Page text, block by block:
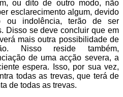
ou dito de outro modo, não
esclarecimento algum, devido
ou indolência, terão de ser
Disso se deve concluir que em
mais outra possibilidade de
Nisso reside também,
de uma acção severa, a
espera. Isso, por sua vez,
todas as trevas, que terá de
de todas as trevas.